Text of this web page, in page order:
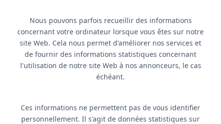
Nous pouvons parfois recueillir des informations
concernant votre ordinateur lorsque vous êtes sur notre
site Web. Cela nous permet d'améliorer nos services et
de fournir des informations statistiques concernant
l'utilisation de notre site Web à nos annonceurs, le cas
échéant.
Ces informations ne permettent pas de vous identifier
personnellement. Il s'agit de données statistiques sur